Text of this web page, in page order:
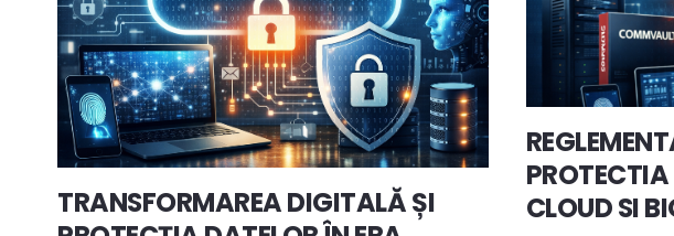
TRANSFORMAREA DIGITALĂ ȘI
CLOUD SI